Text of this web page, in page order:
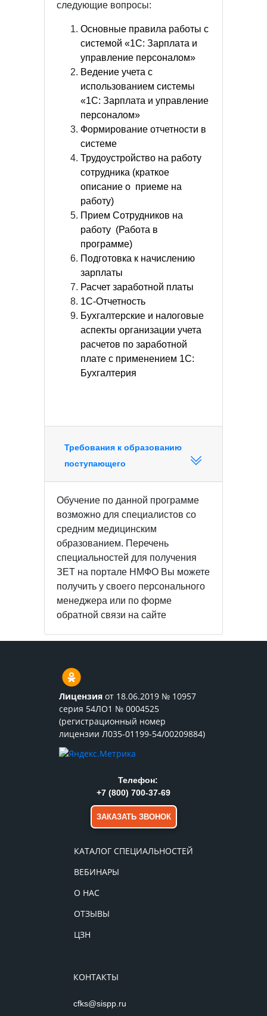
следующие вопросы:
Основные правила работы с
системой «1С: Зарплата и
управление персоналом»
Ведение учета с
использованием системы
«1С: Зарплата и управление
персоналом»
Формирование отчетности в
системе
Трудоустройство на работу
сотрудника (краткое
описание о приеме на
работу)
Прием Сотрудников на
работу (Работа в
программе)
Подготовка к начислению
зарплаты
Расчет заработной платы
1С-Отчетность
Бухгалтерские и налоговые
аспекты организации учета
расчетов по заработной
плате с применением 1С:
Бухгалтерия
Требования к образованию
поступающего
Обучение по данной программе
возможно для специалистов со
средним медицинским
образованием. Перечень
специальностей для получения
ЗЕТ на портале НМФО Вы можете
получить у своего персонального
менеджера или по форме
обратной связи на сайте
Лицензия от 18.06.2019 № 10957
серия 54ЛО1 № 0004525
(регистрационный номер
лицензии Л035-01199-54/00209884)
КАТАЛОГ СПЕЦИАЛЬНОСТЕЙ
ВЕБИНАРЫ
О НАС
ОТЗЫВЫ
ЦЗН
КОНТАКТЫ
cfks@sispp.ru
Телефон:
+7 (800) 700-37-69
ЗАКАЗАТЬ ЗВОНОК